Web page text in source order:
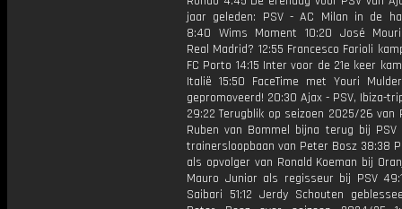
jaar geleden: PSV - AC Milan in de
8:40 Wims Moment 10:20 José
Real Madrid? 12:55 Francesco Farioli
FC Porto 14:15 Inter voor de 21e keer
Italië 15:50 FaceTime met Youri
gepromoveerd! 20:30 Ajax - PSV, Ibiza-
29:22 Terugblik op seizoen 2025/26 van
Ruben van Bommel bijna terug bij
trainersloopbaan van Peter Bosz 38:38
als opvolger van Ronald Koeman bij
Mauro Junior als regisseur bij PSV
Saibari 51:12 Jerdy Schouten